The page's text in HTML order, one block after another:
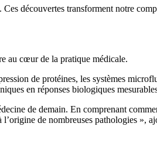
découvertes transforment notre
au cœur de la pratique médicale.
de protéines, les systèmes
en réponses biologiques
de demain. En comprenant
de nombreuses pathologies »,